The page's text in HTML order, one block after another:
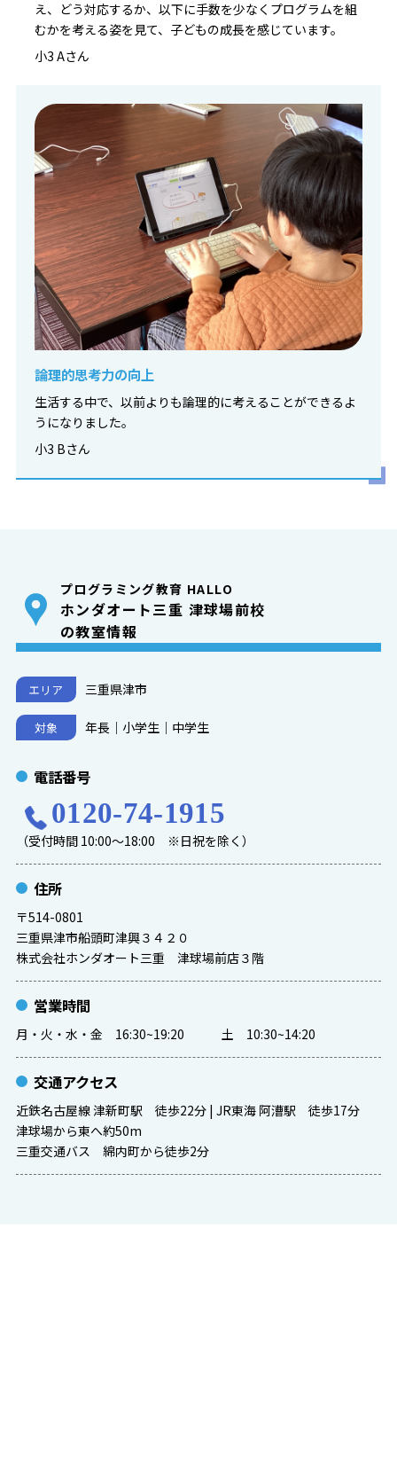
え、どう対応するか、以下に手数を少なくプログラムを組
むかを考える姿を見て、子どもの成長を感じています。
小3 Aさん
論理的思考力の向上
生活する中で、以前よりも論理的に考えることができるよ
うになりました。
小3 Bさん
プログラミング教育 HALLO
ホンダオート三重 津球場前校
の教室情報
エリア 三重県津市
対象 年長｜小学生｜中学生
電話番号
0120-74-1915
（受付時間 10:00～18:00 ※日祝を除く）
住所
〒514-0801
三重県津市船頭町津興３４２０
株式会社ホンダオート三重 津球場前店３階
営業時間
月・火・水・金 16:30~19:20 土 10:30~14:20
交通アクセス
近鉄名古屋線 津新町駅 徒歩22分 | JR東海 阿漕駅 徒歩17分
津球場から東へ約50m
三重交通バス 綿内町から徒歩2分